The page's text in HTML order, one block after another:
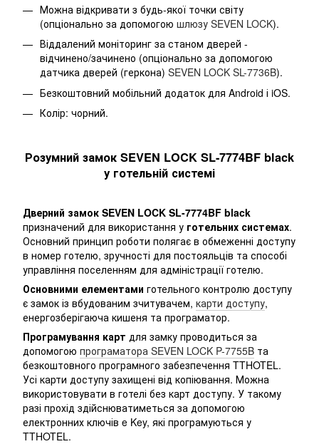
Можна відкривати з будь-якої точки світу
(опціонально за допомогою шлюзу SEVEN LOCK).
Віддалений моніторинг за станом дверей -
відчинено/зачинено (опціонально за допомогою
датчика дверей (геркона) SEVEN LOCK SL-7736B).
Безкоштовний мобільний додаток для Android і iOS.
Колір: чорний.
Розумний замок SEVEN LOCK SL-7774BF black
у готельній системі
Дверний замок SEVEN LOCK SL-7774BF black
призначений для використання у готельних системах.
Основний принцип роботи полягає в обмеженні доступу
в номер готелю, зручності для постояльців та способі
управління поселенням для адміністрації готелю.
Основними елементами готельного контролю доступу
є замок із вбудованим зчитувачем, карти доступу,
енергозберігаюча кишеня та програматор.
Програмування карт для замку проводиться за
допомогою програматора SEVEN LOCK P-7755B та
безкоштовного програмного забезпечення TTHOTEL.
Усі карти доступу захищені від копіювання. Можна
використовувати в готелі без карт доступу. У такому
разі прохід здійснюватиметься за допомогою
електронних ключів e Key, які програмуються у
TTHOTEL.